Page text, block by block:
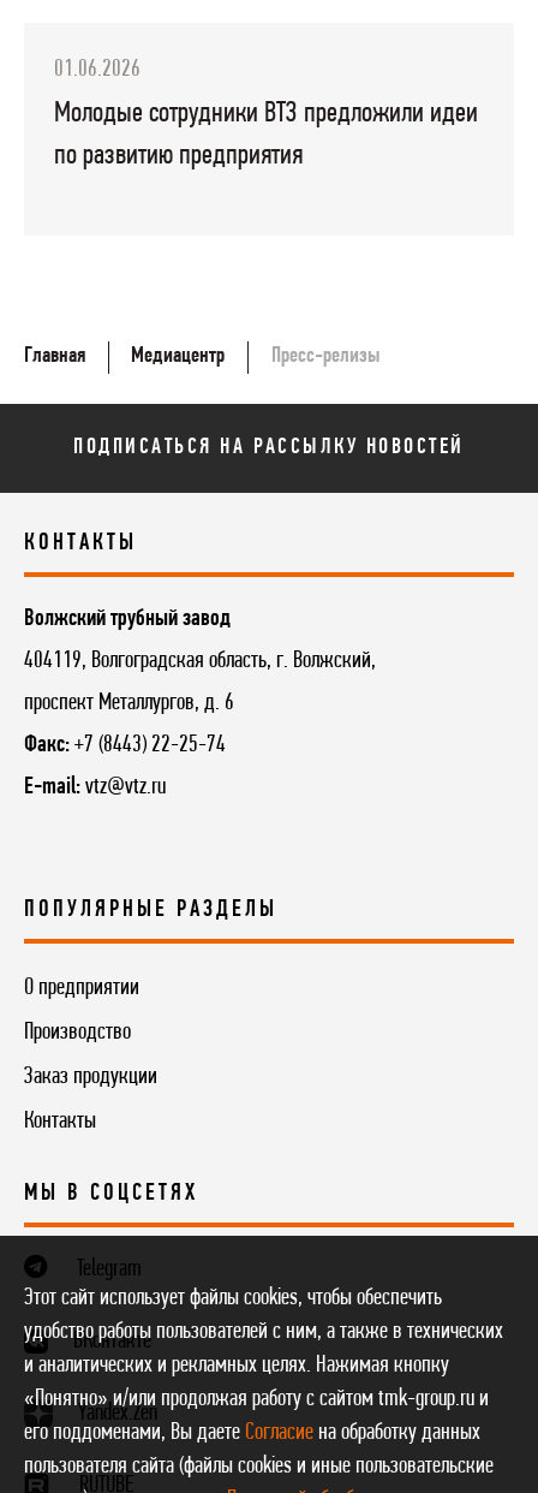
01.06.2026
Молодые сотрудники ВТЗ предложили идеи
по развитию предприятия
Главная Медиацентр Пресс-релизы
ПОДПИСАТЬСЯ НА РАССЫЛКУ НОВОСТЕЙ
КОНТАКТЫ
Волжский трубный завод
404119, Волгоградская область, г. Волжский,
проспект Металлургов, д. 6
Факс: +7 (8443) 22-25-74
E-mail: vtz@vtz.ru
ПОПУЛЯРНЫЕ РАЗДЕЛЫ
О предприятии
Производство
Заказ продукции
Контакты
МЫ В СОЦСЕТЯХ
Telegram
ВКонтакте
Yandex.Zen
RUTUBE
Этот сайт использует файлы cookies, чтобы обеспечить
удобство работы пользователей с ним, а также в технических
и аналитических и рекламных целях. Нажимая кнопку
«Понятно» и/или продолжая работу с сайтом tmk-group.ru и
его поддоменами, Вы даете Согласие на обработку данных
пользователя сайта (файлы cookies и иные пользовательские